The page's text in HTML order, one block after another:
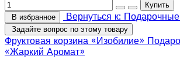
В избранное Вернуться к:
Задайте вопрос по этому товару
Фруктовая корзина «Изобилие»
«Жаркий Аромат»